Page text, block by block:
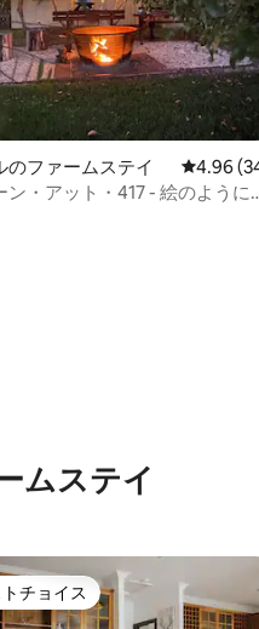
4.95つ星の平均評価
のファームステイ レビュ
4.96
ン・アット・417 - 絵のように
ムステイ
ゲストチョイスです。
チョイス